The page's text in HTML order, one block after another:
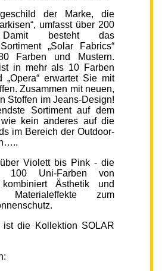
der Marke, die
umfasst über 200
Damit besteht das
„Solar Fabrics“
Farben und Mustern.
ist in mehr als 10 Farben
„Opera“ erwartet Sie mit
Zusammen mit neuen,
Stoffen im Jeans-Design!
Sortiment auf dem
kein anderes auf die
im Bereich der Outdoor-
Violett bis Pink - die
100 Uni-Farben von
Ästhetik und
Materialeffekte zum
ist die Kollektion SOLAR